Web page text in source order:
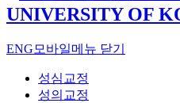
ENG 모바일메뉴 닫기
성심교정
성의교정